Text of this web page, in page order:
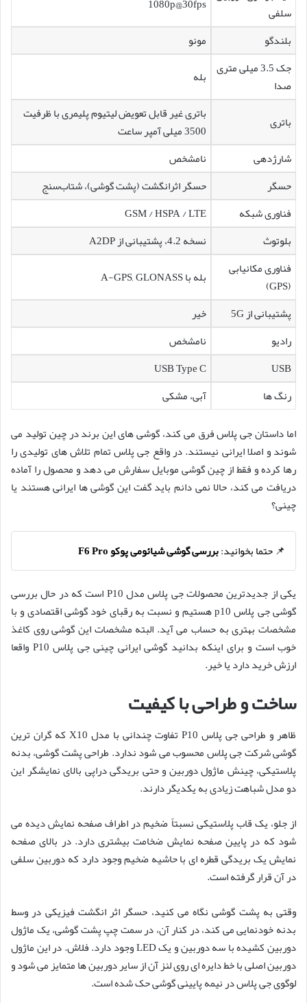
سلفی
بلندگو
مونو
جک 3.5 میلی متری
صدا
بله
باتری
باتری غیر قابل تعویض لیتیوم پلیمری با ظرفیت
3500 میلی آمپر ساعت
شارژدهی
نامشخص
حسگر
حسگر اثرانگشت (پشت گوشی)، شتاب‌سنج
فناوری شبکه
GSM / HSPA / LTE
بلوتوث
نسخه 4.2، پشتیبانی از A2DP
فناوری مکانیابی
(GPS)
بله با A-GPS, GLONASS
پشتیبانی از 5G
خیر
رادیو
نامشخص
USB
USB Type C
رنگ ها
آبی، مشکی
اما داستان جی پلاس فرق می کند، گوشی های این برند در چین تولید می
شوند و اصلا ایرانی نیستند. در واقع جی پلاس تمام تلاش های تولیدی را
رها کرده و فقط از چین گوشی موبایل سفارش می دهد و محصول را آماده
دریافت می کند، حالا نمی دانم باید گفت این گوشی ها ایرانی هستند یا
چینی؟
📌 حتما بخوانید:بررسی گوشی شیائومی پوکو F6 Pro
یکی از جدیدترین محصولات جی پلاس مدل P10 است که در حال بررسی
گوشی جی پلاس p10 هستیم و نسبت به رقبای خود گوشی اقتصادی و با
مشخصات بهتری به حساب می آید. البته مشخصات این گوشی روی کاغذ
خوب است و برای اینکه بدانید گوشی ایرانی چینی جی پلاس P10 واقعا
ارزش خرید دارد یا خیر.
ساخت و طراحی با کیفیت
ظاهر و طراحی جی پلاس P10 تفاوت چندانی با مدل X10 که گران ترین
گوشی شرکت جی پلاس محسوب می شود ندارد. طراحی پشت گوشی، بدنه
پلاستیکی، چینش ماژول دوربین و حتی بریدگی دراپی بالای نمایشگر این
دو مدل شباهت زیادی به یکدیگر دارند.
از جلو، یک قاب پلاستیکی نسبتاً ضخیم در اطراف صفحه نمایش دیده می
شود که در پایین صفحه نمایش ضخامت بیشتری دارد. در بالای صفحه
نمایش یک بریدگی قطره ای با حاشیه ضخیم وجود دارد که دوربین سلفی
در آن قرار گرفته است.
وقتی به پشت گوشی نگاه می کنید، حسگر اثر انگشت فیزیکی در وسط
بدنه خودنمایی می کند، در کنار آن، در سمت چپ پشت گوشی، یک ماژول
دوربین کشیده با سه دوربین و یک LED وجود دارد. فلاش. در این ماژول
دوربین اصلی با خط دایره ای روی لنز آن از سایر دوربین ها متمایز می شود و
لوگوی جی پلاس در نیمه پایینی گوشی حک شده است.